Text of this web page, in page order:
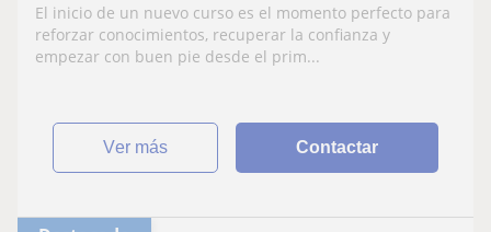
El inicio de un nuevo curso es el momento perfecto para
reforzar conocimientos, recuperar la confianza y
empezar con buen pie desde el prim...
ver más Contactar